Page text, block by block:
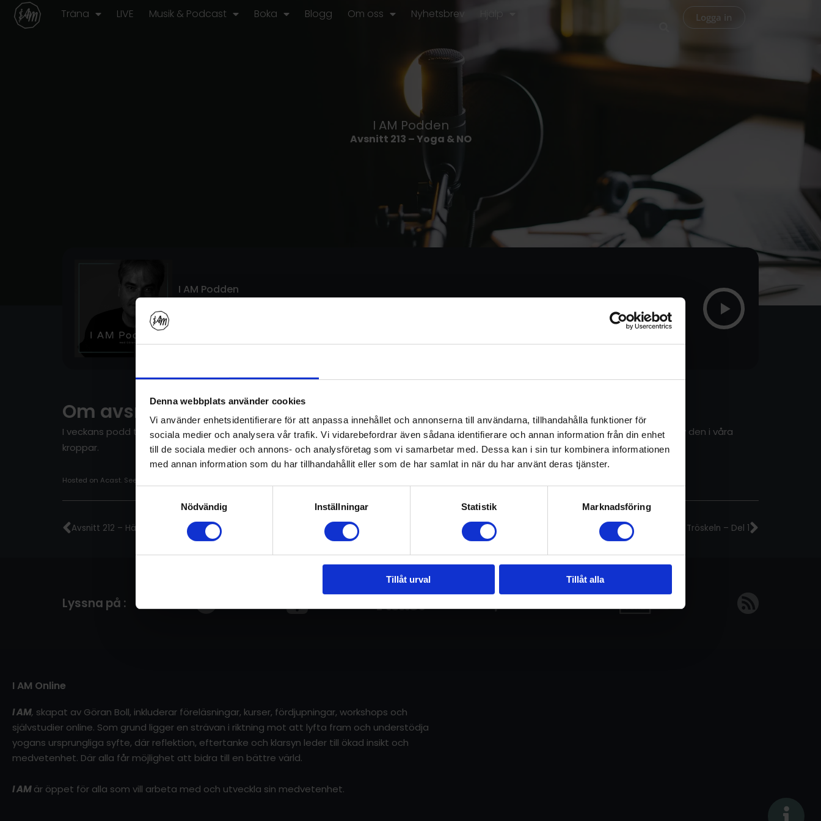
Denna webbplats använder cookies
Vi använder enhetsidentifierare för att anpassa innehållet och annonserna till användarna, tillhandahålla funktioner för
sociala medier och analysera vår trafik. Vi vidarebefordrar även sådana identifierare och annan information från din enhet
till de sociala medier och annons- och analysföretag som vi samarbetar med. Dessa kan i sin tur kombinera informationen
med annan information som du har tillhandahållit eller som de har samlat in när du har använt deras tjänster.
Nödvändig
Inställningar Statistik Marknadsföring
Tillåt urval Tillåt alla
Hoppa
Träna LIVE Musik & Podcast Boka Blogg Om oss Nyhetsbrev Hjälp Logga in
I AM Podden
Avsnitt 213 – Yoga & NO
I AM Podden
Om avsnittet
I veckans podd tittar Göran närmare på supermolekylen NO, hur den påverkar vår hälsa – och hur vi yogiskt sett kan påverka mängden av den i våra
kroppar.
Hosted on Acast. See
Föregående
Avsnitt 212 – Hälsa & Yoga – 12 – Sammanfattning Avsnitt 214 – På Tröskeln – Del 1
Nästa
Lyssna på :
I AM Online
I AM, skapat av Göran Boll, inkluderar föreläsningar, kurser, fördjupningar, workshops och
självstudier online. Som grund ligger en strävan i riktning mot att lyfta fram och understödja
yogans ursprungliga syfte, där reflektion, eftertanke och klarsyn leder till ökad insikt och
medvetenhet. Där alla får möjlighet att bidra till en bättre värld.
I AMär öppet för alla som vill arbeta med och utveckla sin medvetenhet.